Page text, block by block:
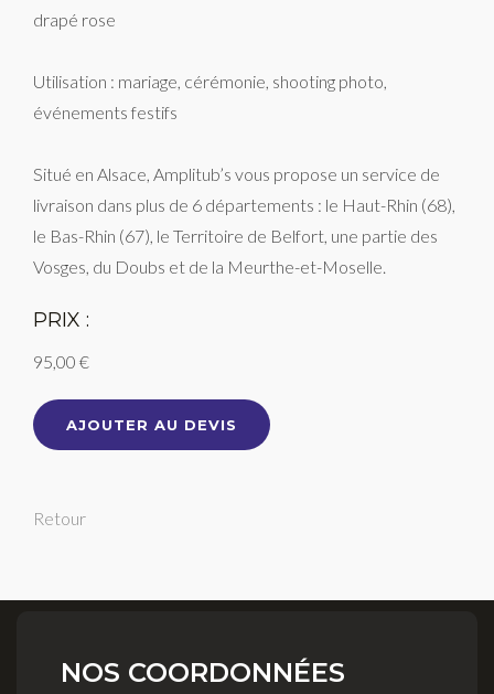
drapé rose
Utilisation : mariage, cérémonie, shooting photo,
événements festifs
Situé en Alsace, Amplitub’s vous propose un service de
livraison dans plus de 6 départements : le Haut-Rhin (68),
le Bas-Rhin (67), le Territoire de Belfort, une partie des
Vosges, du Doubs et de la Meurthe-et-Moselle.
PRIX :
95,00 €
AJOUTER AU DEVIS
Retour
NOS COORDONNÉES